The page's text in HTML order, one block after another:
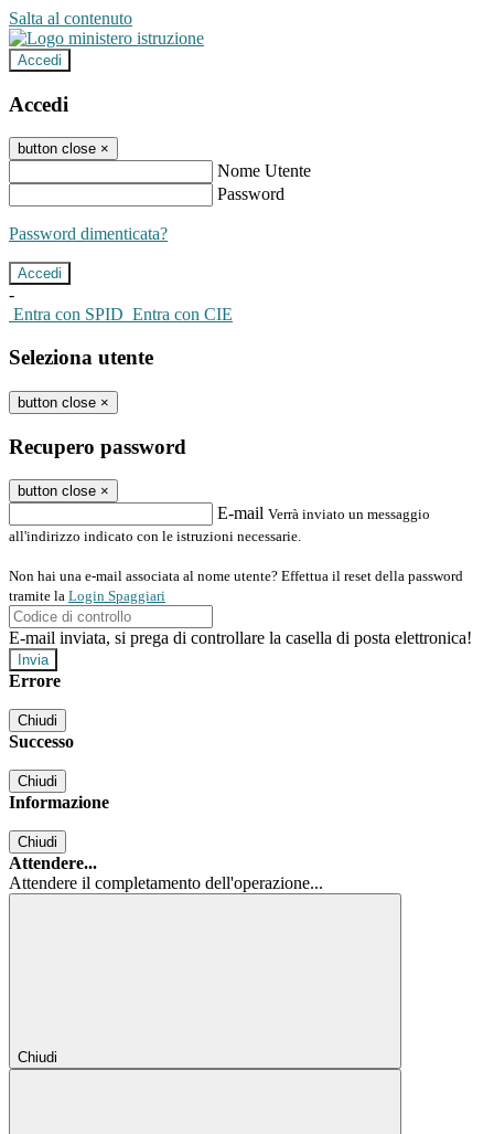
Salta al contenuto
Accedi
Accedi
button close ×
Nome Utente
Password
Password dimenticata?
-
Entra con SPID Entra con CIE
Seleziona utente
button close ×
Recupero password
button close ×
E-mail Verrà inviato un messaggio
all'indirizzo indicato con le istruzioni necessarie.
Non hai una e-mail associata al nome utente? Effettua il reset della password
tramite la Login Spaggiari
E-mail inviata, si prega di controllare la casella di posta elettronica!
Errore
Chiudi
Successo
Chiudi
Informazione
Chiudi
Attendere...
Attendere il completamento dell'operazione...
Chiudi